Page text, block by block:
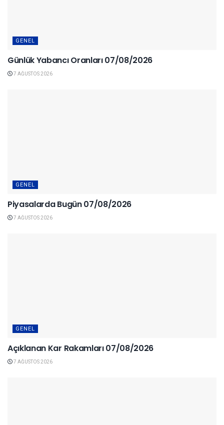
GENEL
Günlük Yabancı Oranları 07/08/2026
7 AĞUSTOS 2026
GENEL
Piyasalarda Bugün 07/08/2026
7 AĞUSTOS 2026
GENEL
Açıklanan Kar Rakamları 07/08/2026
7 AĞUSTOS 2026